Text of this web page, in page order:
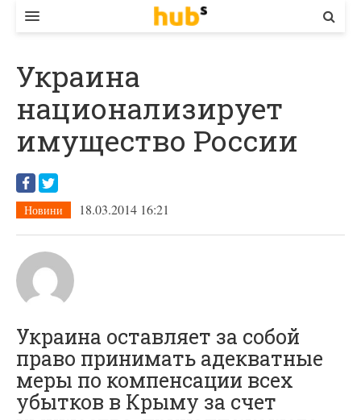
ЕКОНОМІКА
БІЗНЕС
СТАРТЕР
КОНТАКТИ
Украина
национализирует
имущество России
Новини 18.03.2014 16:21
Украина оставляет за собой
право принимать адекватные
меры по компенсации всех
убытков в Крыму за счет